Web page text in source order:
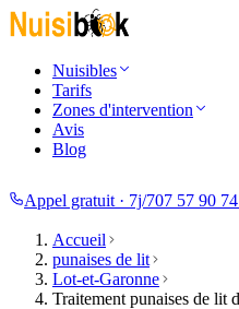
Nuisibles
Tarifs
Zones d'intervention
Avis
Blog
Appel gratuit · 7j/707 57 90
Accueil
punaises de lit
Lot-et-Garonne
Traitement punaises de lit